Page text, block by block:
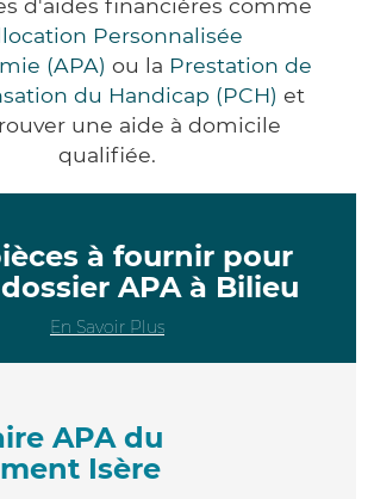
d'aides financières comme
Personnalisée
(APA) ou la Prestation de
du Handicap (PCH) et
une aide à domicile
qualifiée.
à fournir pour
APA à Bilieu
En Savoir Plus
APA du
Isère